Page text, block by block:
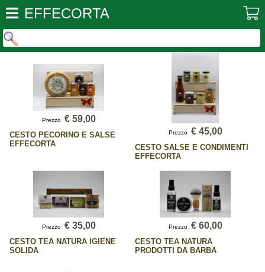
EFFECORTA
Prezzo € 59,00
CESTO PECORINO E SALSE
EFFECORTA
Prezzo € 45,00
CESTO SALSE E CONDIMENTI
EFFECORTA
Prezzo € 35,00
CESTO TEA NATURA IGIENE
SOLIDA
Prezzo € 60,00
CESTO TEA NATURA
PRODOTTI DA BARBA